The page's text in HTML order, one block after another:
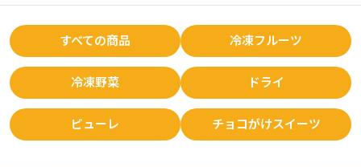
すべての商品 冷凍フルーツ
冷凍野菜 ドライ
ピューレ チョコがけスイーツ